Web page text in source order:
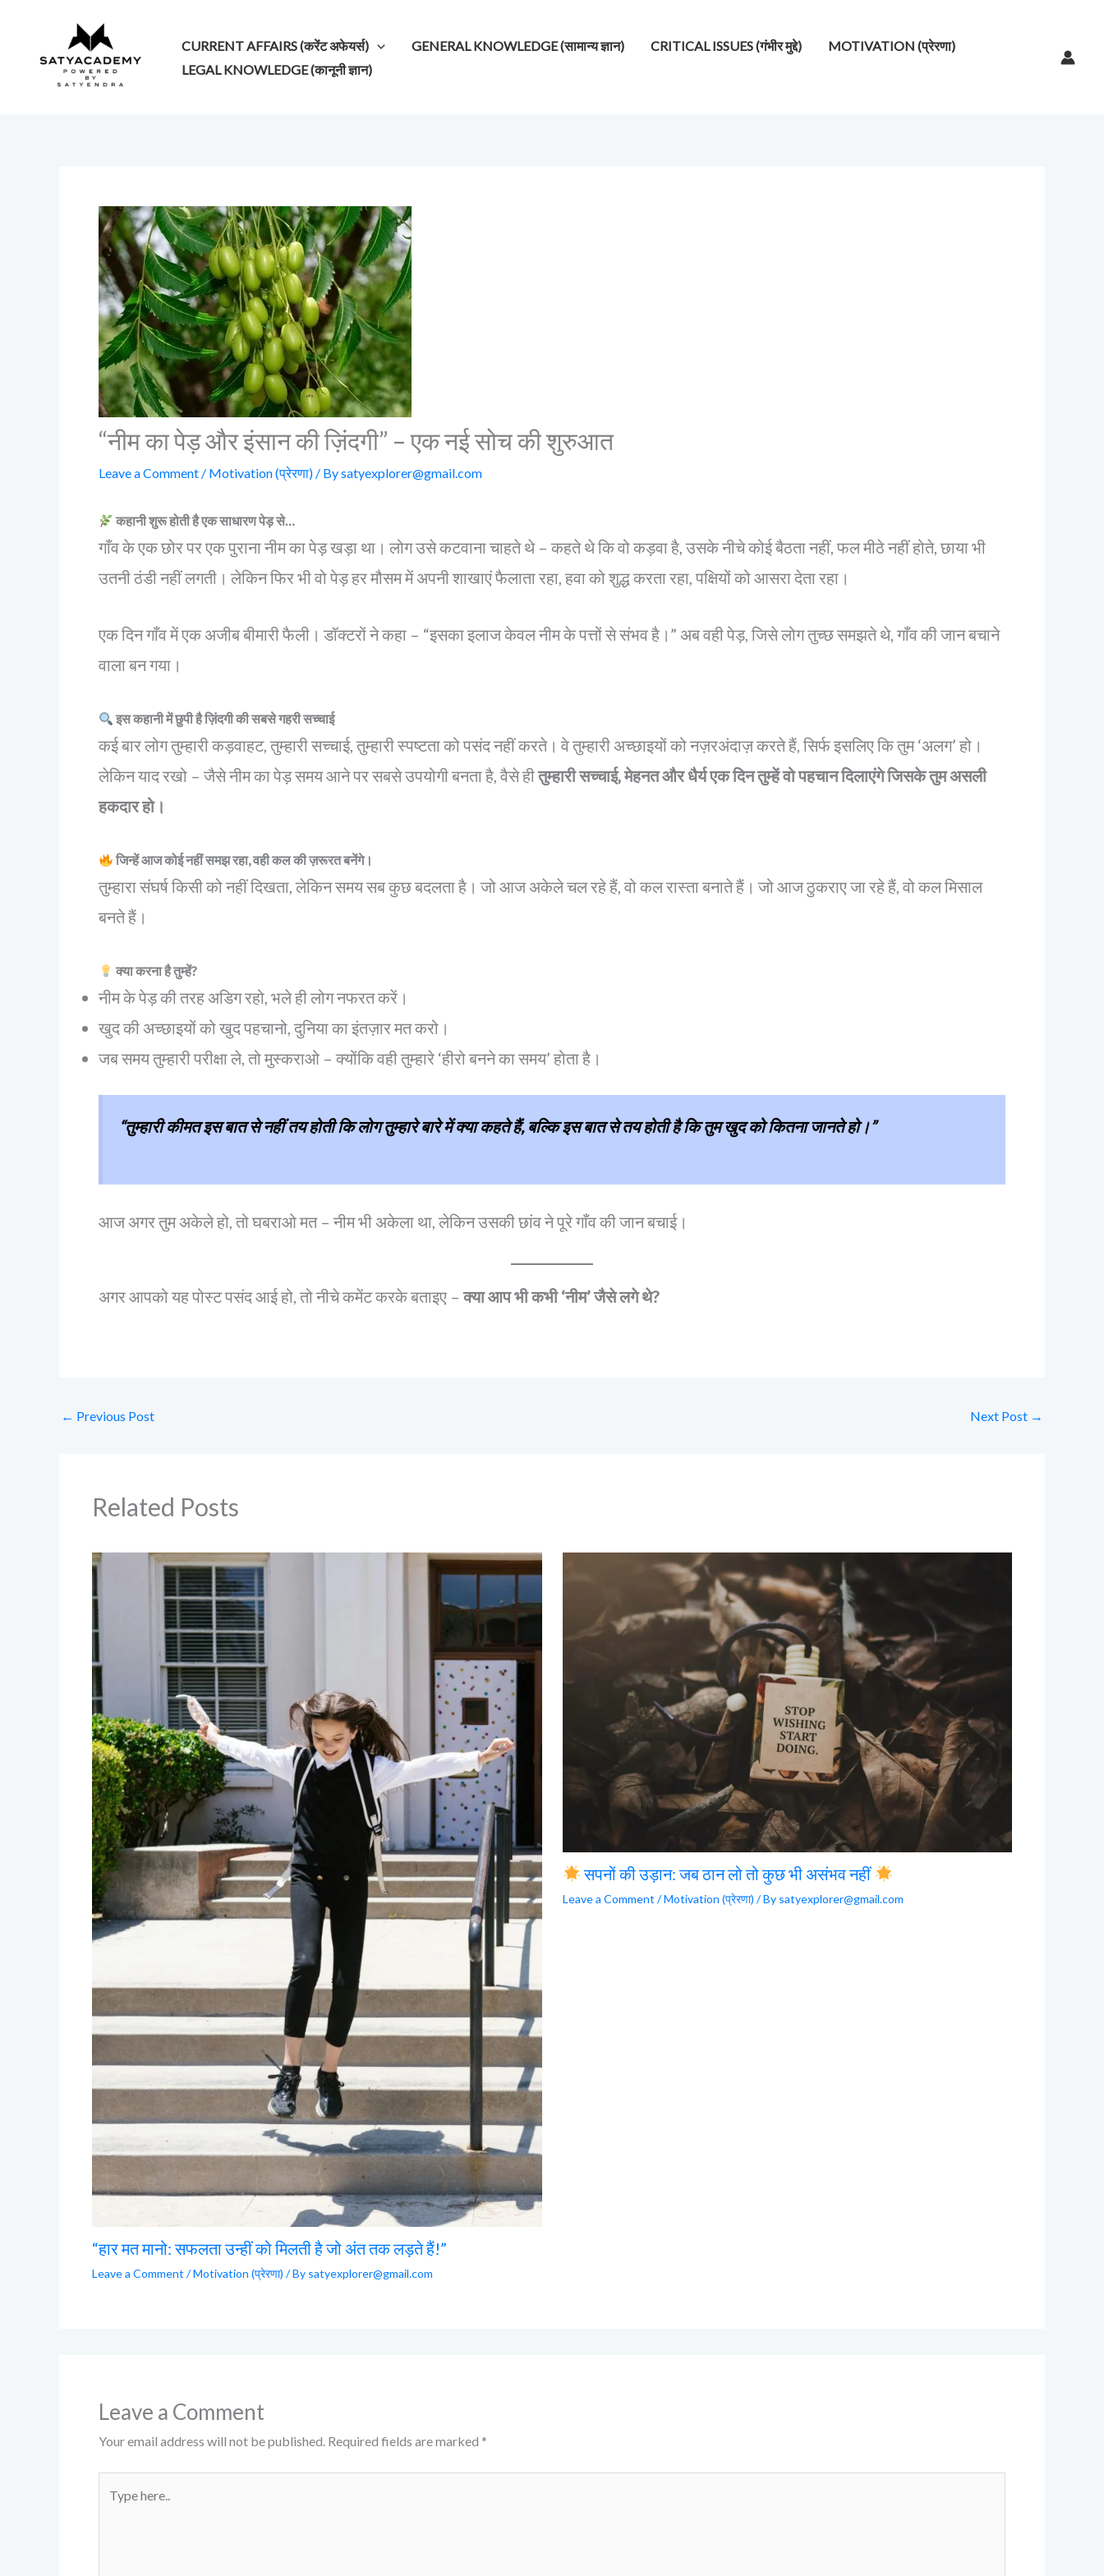
content
CURRENT AFFAIRS (करेंट अफेयर्स) GENERAL KNOWLEDGE (सामान्य ज्ञान) CRITICAL ISSUES (गंभीर मुद्दे)
MOTIVATION (प्रेरणा)
LEGAL KNOWLEDGE (कानूनी ज्ञान)
“नीम का पेड़ और इंसान की ज़िंदगी” – एक नई सोच की शुरुआत
Leave a Comment / Motivation (प्रेरणा) / Bysatyexplorer@gmail.com
कहानी शुरू होती है एक साधारण पेड़ से…
गाँव के एक छोर पर एक पुराना नीम का पेड़ खड़ा था। लोग उसे कटवाना चाहते थे – कहते थे कि वो कड़वा है, उसके नीचे कोई बैठता नहीं, फल मीठे नहीं होते, छाया भी
उतनी ठंडी नहीं लगती। लेकिन फिर भी वो पेड़ हर मौसम में अपनी शाखाएं फैलाता रहा, हवा को शुद्ध करता रहा, पक्षियों को आसरा देता रहा।
एक दिन गाँव में एक अजीब बीमारी फैली। डॉक्टरों ने कहा – “इसका इलाज केवल नीम के पत्तों से संभव है।” अब वही पेड़, जिसे लोग तुच्छ समझते थे, गाँव की जान बचाने
वाला बन गया।
इस कहानी में छुपी है ज़िंदगी की सबसे गहरी सच्चाई
कई बार लोग तुम्हारी कड़वाहट, तुम्हारी सच्चाई, तुम्हारी स्पष्टता को पसंद नहीं करते। वे तुम्हारी अच्छाइयों को नज़रअंदाज़ करते हैं, सिर्फ इसलिए कि तुम ‘अलग’ हो।
लेकिन याद रखो – जैसे नीम का पेड़ समय आने पर सबसे उपयोगी बनता है, वैसे हीतुम्हारी सच्चाई, मेहनत और धैर्य एक दिन तुम्हें वो पहचान दिलाएंगे जिसके तुम असली
हकदार हो।
जिन्हें आज कोई नहीं समझ रहा, वही कल की ज़रूरत बनेंगे।
तुम्हारा संघर्ष किसी को नहीं दिखता, लेकिन समय सब कुछ बदलता है। जो आज अकेले चल रहे हैं, वो कल रास्ता बनाते हैं। जो आज ठुकराए जा रहे हैं, वो कल मिसाल
बनते हैं।
क्या करना है तुम्हें?
नीम के पेड़ की तरह अडिग रहो, भले ही लोग नफरत करें।
खुद की अच्छाइयों को खुद पहचानो, दुनिया का इंतज़ार मत करो।
जब समय तुम्हारी परीक्षा ले, तो मुस्कराओ – क्योंकि वही तुम्हारे ‘हीरो बनने का समय’ होता है।
“तुम्हारी कीमत इस बात से नहीं तय होती कि लोग तुम्हारे बारे में क्या कहते हैं, बल्कि इस बात से तय होती है कि तुम खुद को कितना जानते हो।”
आज अगर तुम अकेले हो, तो घबराओ मत – नीम भी अकेला था, लेकिन उसकी छांव ने पूरे गाँव की जान बचाई।
अगर आपको यह पोस्ट पसंद आई हो, तो नीचे कमेंट करके बताइए –क्या आप भी कभी ‘नीम’ जैसे लगे थे?
← Previous Post Next Post →
Related Posts
“हार मत मानो: सफलता उन्हीं को मिलती है जो अंत तक लड़ते हैं!”
Leave a Comment /Motivation (प्रेरणा) / By satyexplorer@gmail.com
सपनों की उड़ान: जब ठान लो तो कुछ भी असंभव नहीं
Leave a Comment /Motivation (प्रेरणा) / By satyexplorer@gmail.com
Leave a Comment
Your email address will not be published. Required fields are marked *
here..